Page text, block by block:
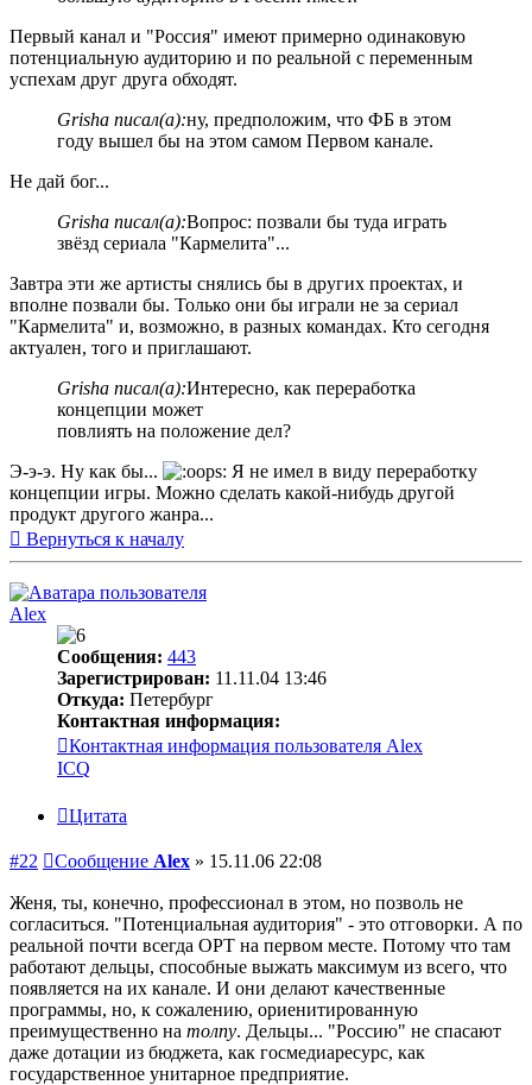
Первый канал и "Россия" имеют примерно одинаковую
потенциальную аудиторию и по реальной с переменным
успехам друг друга обходят.
Grisha писал(а):ну, предположим, что ФБ в этом
году вышел бы на этом самом Первом канале.
Не дай бог...
Grisha писал(а):Вопрос: позвали бы туда играть
звёзд сериала "Кармелита"...
Завтра эти же артисты снялись бы в других проектах, и
вполне позвали бы. Только они бы играли не за сериал
"Кармелита" и, возможно, в разных командах. Кто сегодня
актуален, того и приглашают.
Grisha писал(а):Интересно, как переработка
концепции может
повлиять на положение дел?
Э-э-э. Ну как бы...
Я не имел в виду переработку
концепции игры. Можно сделать какой-нибудь другой
продукт другого жанра...
Вернуться к началу
Alex
Сообщения: 443
Зарегистрирован: 11.11.04 13:46
Откуда: Петербург
Контактная информация:
Контактная информация пользователя Alex
ICQ
Цитата
#22 Сообщение Alex » 15.11.06 22:08
Женя, ты, конечно, профессионал в этом, но позволь не
согласиться. "Потенциальная аудитория" - это отговорки. А по
реальной почти всегда ОРТ на первом месте. Потому что там
работают дельцы, способные выжать максимум из всего, что
появляется на их канале. И они делают качественные
программы, но, к сожалению, ориенитированную
преимущественно на толпу. Дельцы... "Россию" не спасают
даже дотации из бюджета, как госмедиаресурс, как
государственное унитарное предприятие.